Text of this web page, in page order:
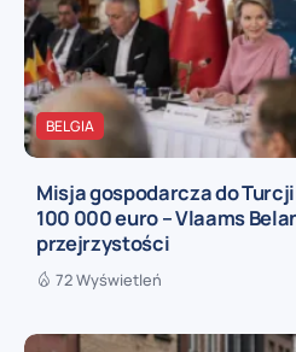
BELGIA
Misja gospodarcza do
100 000 euro – Vlaams
przejrzystości
72 Wyświetleń